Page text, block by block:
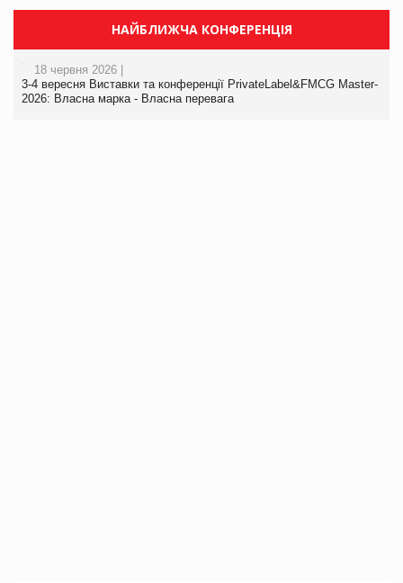
НАЙБЛИЖЧА КОНФЕРЕНЦІЯ
18 червня 2026 |
3-4 вересня Виставки та конференції PrivateLabel&FMCG Master-
2026: Власна марка - Власна перевага